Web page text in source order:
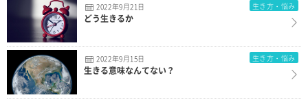
2022年9月21日 生き方・悩み
どう生きるか
2022年9月15日 生き方・悩み
生きる意味なんてない？